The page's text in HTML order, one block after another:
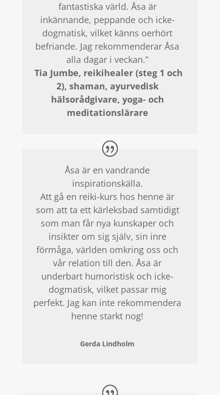
fantastiska värld. Åsa är
inkännande, peppande och icke-
dogmatisk, vilket känns oerhört
befriande. Jag rekommenderar Åsa
alla dagar i veckan.”
Tia Jumbe, reikihealer (steg 1 och
2), shaman, ayurvedisk
hälsorådgivare, yoga- och
meditationslärare
Åsa är en vandrande
inspirationskälla.
Att gå en reiki-kurs hos henne är
som att ta ett kärleksbad samtidigt
som man får nya kunskaper och
insikter om sig själv, sin inre
förmåga, världen omkring oss och
vår relation till den. Åsa är
underbart humoristisk och icke-
dogmatisk, vilket passar mig
perfekt. Jag kan inte rekommendera
henne starkt nog!
Gerda Lindholm